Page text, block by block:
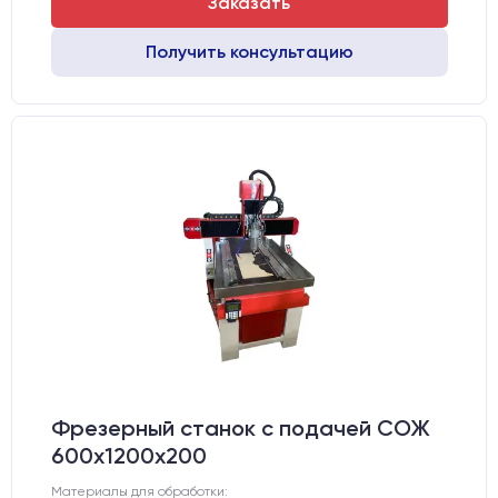
Получить консультацию
Фрезерный станок с подачей СОЖ
600х1200х200
Материалы для обработки: